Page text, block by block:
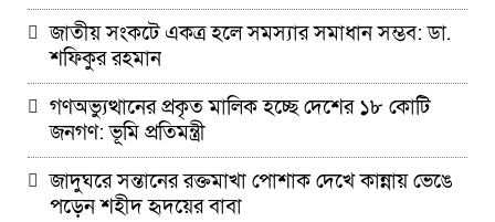
জাতীয় সংকটে একত্র হলে সমস্যার সমাধান সম্ভব: ডা.
শফিকুর রহমান
গণঅভ্যুত্থানের প্রকৃত মালিক হচ্ছে দেশের ১৮ কোটি
জনগণ: ভূমি প্রতিমন্ত্রী
জাদুঘরে সন্তানের রক্তমাখা পোশাক দেখে কান্নায় ভেঙে
পড়েন শহীদ হৃদয়ের বাবা